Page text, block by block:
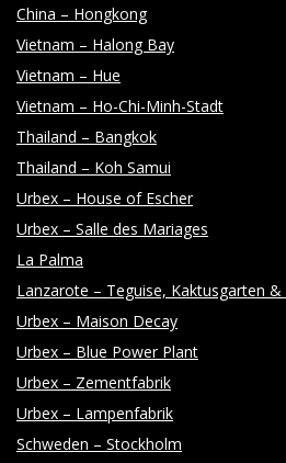
P
H
Y
China – Hongkong
Vietnam – Halong Bay
Vietnam – Hue
Vietnam – Ho-Chi-Minh-Stadt
Thailand – Bangkok
Thailand – Koh Samui
Urbex – House of Escher
Urbex – Salle des Mariages
La Palma
Lanzarote – Teguise, Kaktusgarten
Urbex – Maison Decay
Urbex – Blue Power Plant
Urbex – Zementfabrik
Urbex – Lampenfabrik
Schweden – Stockholm